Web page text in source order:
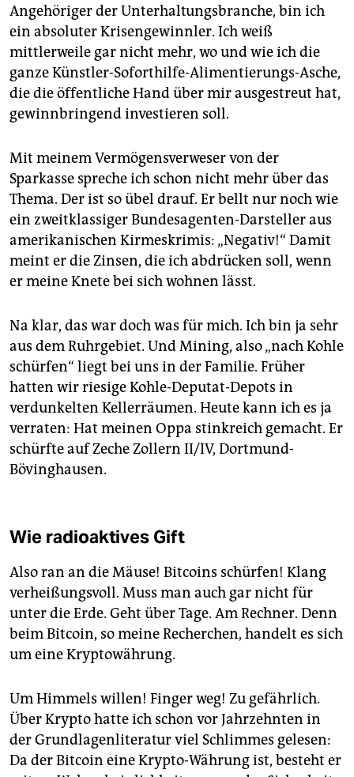
veranstaltungen
shop
fragen & hilfe
unterstützen
genossenschaft
epaper login
Angehöriger der Unterhaltungsbranche, bin ich
ein absoluter Krisengewinnler. Ich weiß
mittlerweile gar nicht mehr, wo und wie ich die
ganze Künstler-Soforthilfe-Alimentierungs-Asche,
die die öffentliche Hand über mir ausgestreut hat,
gewinnbringend investieren soll.
Mit meinem Vermögensverweser von der
Sparkasse spreche ich schon nicht mehr über das
Thema. Der ist so übel drauf. Er bellt nur noch wie
ein zweitklassiger Bundesagenten-Darsteller aus
amerikanischen Kirmeskrimis: „Negativ!“ Damit
meint er die Zinsen, die ich abdrücken soll, wenn
er meine Knete bei sich wohnen lässt.
Na klar, das war doch was für mich. Ich bin ja sehr
aus dem Ruhrgebiet. Und Mining, also „nach Kohle
schürfen“ liegt bei uns in der Familie. Früher
hatten wir riesige Kohle-Deputat-Depots in
verdunkelten Kellerräumen. Heute kann ich es ja
verraten: Hat meinen Oppa stinkreich gemacht. Er
schürfte auf Zeche Zollern II/IV, Dortmund-
Bövinghausen.
Wie radioaktives Gift
Also ran an die Mäuse! Bitcoins schürfen! Klang
verheißungsvoll. Muss man auch gar nicht für
unter die Erde. Geht über Tage. Am Rechner. Denn
beim Bitcoin, so meine Recherchen, handelt es sich
um eine Kryptowährung.
Um Himmels willen! Finger weg! Zu gefährlich.
Über Krypto hatte ich schon vor Jahrzehnten in
der Grundlagenliteratur viel Schlimmes gelesen:
Da der Bitcoin eine Krypto-Währung ist, besteht er